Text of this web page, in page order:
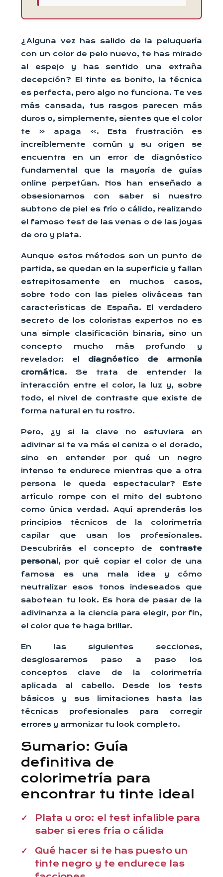
¿Alguna vez has salido de la peluquería
con un color de pelo nuevo, te has mirado
al espejo y has sentido una extraña
decepción? El tinte es bonito, la técnica
es perfecta, pero algo no funciona. Te ves
más cansada, tus rasgos parecen más
duros o, simplemente, sientes que el color
te « apaga ». Esta frustración es
increíblemente común y su origen se
encuentra en un error de diagnóstico
fundamental que la mayoría de guías
online perpetúan. Nos han enseñado a
obsesionarnos con saber si nuestro
subtono de piel es frío o cálido, realizando
el famoso test de las venas o de las joyas
de oro y plata.
Aunque estos métodos son un punto de
partida, se quedan en la superficie y fallan
estrepitosamente en muchos casos,
sobre todo con las pieles oliváceas tan
características de España. El verdadero
secreto de los coloristas expertos no es
una simple clasificación binaria, sino un
concepto mucho más profundo y
revelador: el diagnóstico de armonía
cromática. Se trata de entender la
interacción entre el color, la luz y, sobre
todo, el nivel de contraste que existe de
forma natural en tu rostro.
Pero, ¿y si la clave no estuviera en
adivinar si te va más el ceniza o el dorado,
sino en entender por qué un negro
intenso te endurece mientras que a otra
persona le queda espectacular? Este
artículo rompe con el mito del subtono
como única verdad. Aquí aprenderás los
principios técnicos de la colorimetría
capilar que usan los profesionales.
Descubrirás el concepto de contraste
personal , por qué copiar el color de una
famosa es una mala idea y cómo
neutralizar esos tonos indeseados que
sabotean tu look. Es hora de pasar de la
adivinanza a la ciencia para elegir, por fin,
el color que te haga brillar.
En las siguientes secciones,
desglosaremos paso a paso los
conceptos clave de la colorimetría
aplicada al cabello. Desde los tests
básicos y sus limitaciones hasta las
técnicas profesionales para corregir
errores y armonizar tu look completo.
Sumario: Guía
definitiva de
colorimetría para
encontrar tu tinte ideal
Plata u oro: el test infalible para
saber si eres fría o cálida
Qué hacer si te has puesto un
tinte negro y te endurece las